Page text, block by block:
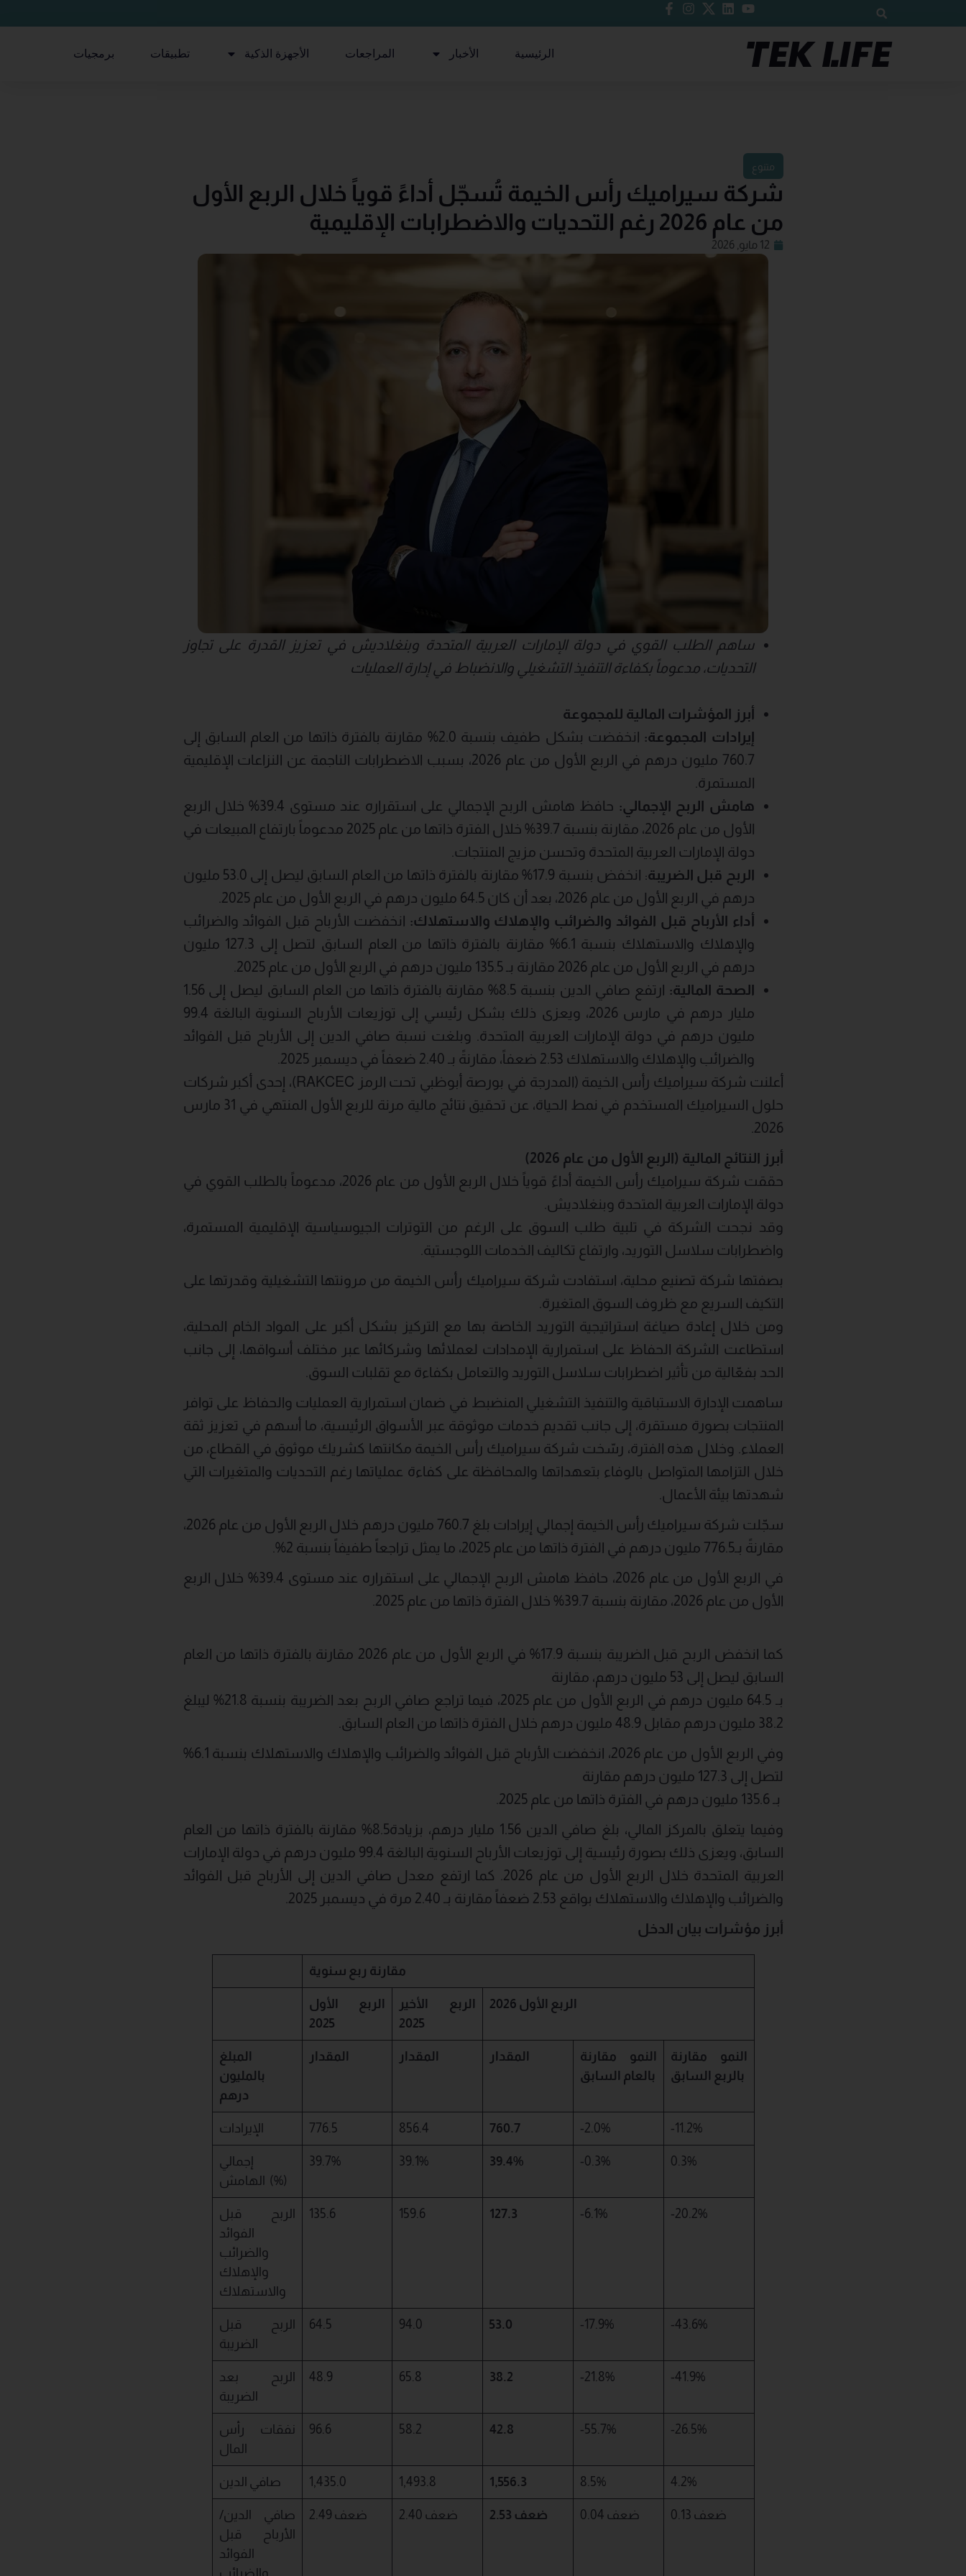
الرئيسية الأخبار المراجعات الأجهزة الذكية تطبيقات برمجيات
متنوع
شركة سيراميك رأس الخيمة تُسجّل أداءً قوياً خلال الربع الأول
من عام 2026 رغم التحديات والاضطرابات الإقليمية
12 مايو, 2026
ساهم الطلب القوي في دولة الإمارات العربية المتحدة وبنغلاديش في تعزيز القدرة على تجاوز
التحديات، مدعوماً بكفاءة التنفيذ التشغيلي والانضباط في إدارة العمليات
أبرز المؤشرات المالية للمجموعة
إيرادات المجموعة:
انخفضت بشكل طفيف بنسبة 2.0% مقارنة بالفترة ذاتها من العام السابق إلى
760.7 مليون درهم في الربع الأول من عام 2026، بسبب الاضطرابات الناجمة عن النزاعات الإقليمية
المستمرة.
هامش الربح الإجمالي:
حافظ هامش الربح الإجمالي على استقراره عند مستوى 39.4% خلال الربع
الأول من عام 2026، مقارنة بنسبة 39.7% خلال الفترة ذاتها من عام 2025 مدعوماً بارتفاع المبيعات في
دولة الإمارات العربية المتحدة وتحسن مزيج المنتجات.
الربح قبل الضريبة
: انخفض بنسبة 17.9% مقارنة بالفترة ذاتها من العام السابق ليصل إلى 53.0 مليون
درهم في الربع الأول من عام 2026، بعد أن كان 64.5 مليون درهم في الربع الأول من عام 2025.
أداء الأرباح قبل الفوائد والضرائب والإهلاك والاستهلاك: انخفضت الأرباح قبل الفوائد والضرائب
والإهلاك والاستهلاك بنسبة 6.1% مقارنة بالفترة ذاتها من العام السابق لتصل إلى 127.3 مليون
درهم في الربع الأول من عام 2026 مقارنة بـ 135.5 مليون درهم في الربع الأول من عام 2025.
الصحة المالية:
ارتفع صافي الدين بنسبة 8.5% مقارنة بالفترة ذاتها من العام السابق ليصل إلى 1.56
مليار درهم في مارس 2026، ويعزى ذلك بشكل رئيسي إلى توزيعات الأرباح السنوية البالغة 99.4
مليون درهم في دولة الإمارات العربية المتحدة. وبلغت نسبة صافي الدين إلى الأرباح قبل الفوائد
والضرائب والإهلاك والاستهلاك 2.53 ضعفاً، مقارنةً بـ 2.40 ضعفاً في ديسمبر 2025.
أعلنت شركة سيراميك رأس الخيمة (المدرجة في بورصة أبوظبي تحت الرمز RAKCEC)، إحدى أكبر شركات
حلول السيراميك المستخدم في نمط الحياة، عن تحقيق نتائج مالية مرنة للربع الأول المنتهي في 31 مارس
2026.
أبرز النتائج المالية (الربع الأول من عام 2026)
حققت شركة سيراميك رأس الخيمة أداءً قوياً خلال الربع الأول من عام 2026، مدعوماً بالطلب القوي في
دولة الإمارات العربية المتحدة وبنغلاديش.
وقد نجحت الشركة في تلبية طلب السوق على الرغم من التوترات الجيوسياسية الإقليمية المستمرة،
واضطرابات سلاسل التوريد، وارتفاع تكاليف الخدمات اللوجستية.
بصفتها شركة تصنيع محلية، استفادت شركة سيراميك رأس الخيمة من مرونتها التشغيلية وقدرتها على
التكيف السريع مع ظروف السوق المتغيرة.
ومن خلال إعادة صياغة استراتيجية التوريد الخاصة بها مع التركيز بشكل أكبر على المواد الخام المحلية،
استطاعت الشركة الحفاظ على استمرارية الإمدادات لعملائها وشركائها عبر مختلف أسواقها، إلى جانب
الحد بفعّالية من تأثير اضطرابات سلاسل التوريد والتعامل بكفاءة مع تقلبات السوق.
ساهمت الإدارة الاستباقية والتنفيذ التشغيلي المنضبط في ضمان استمرارية العمليات والحفاظ على توافر
المنتجات بصورة مستقرة، إلى جانب تقديم خدمات موثوقة عبر الأسواق الرئيسية، ما أسهم في تعزيز ثقة
العملاء. وخلال هذه الفترة، رسّخت شركة سيراميك رأس الخيمة مكانتها كشريك موثوق في القطاع، من
خلال التزامها المتواصل بالوفاء بتعهداتها والمحافظة على كفاءة عملياتها رغم التحديات والمتغيرات التي
شهدتها بيئة الأعمال.
سجّلت شركة سيراميك رأس الخيمة إجمالي إيرادات بلغ 760.7 مليون درهم خلال الربع الأول من عام 2026،
مقارنةً بـ776.5 مليون درهم في الفترة ذاتها من عام 2025، ما يمثل تراجعاً طفيفاً بنسبة 2%.
في الربع الأول من عام 2026، حافظ هامش الربح الإجمالي على استقراره عند مستوى 39.4% خلال الربع
الأول من عام 2026، مقارنة بنسبة 39.7% خلال الفترة ذاتها من عام 2025.
كما انخفض الربح قبل الضريبة بنسبة 17.9% في الربع الأول من عام 2026 مقارنة بالفترة ذاتها من العام
السابق ليصل إلى 53 مليون درهم، مقارنة
بـ 64.5 مليون درهم في الربع الأول من عام 2025، فيما تراجع صافي الربح بعد الضريبة بنسبة 21.8% ليبلغ
38.2 مليون درهم مقابل 48.9 مليون درهم خلال الفترة ذاتها من العام السابق.
وفي الربع الأول من عام 2026، انخفضت الأرباح قبل الفوائد والضرائب والإهلاك والاستهلاك بنسبة 6.1%
لتصل إلى 127.3 مليون درهم مقارنة
بـ 135.6 مليون درهم في الفترة ذاتها من عام 2025.
وفيما يتعلق بالمركز المالي، بلغ صافي الدين 1.56 مليار درهم، بزيادة8.5% مقارنة بالفترة ذاتها من العام
السابق، ويعزى ذلك بصورة رئيسية إلى توزيعات الأرباح السنوية البالغة 99.4 مليون درهم في دولة الإمارات
العربية المتحدة خلال الربع الأول من عام 2026. كما ارتفع معدل صافي الدين إلى الأرباح قبل الفوائد
والضرائب والإهلاك والاستهلاك بواقع 2.53 ضعفاً مقارنة بـ 2.40 مرة في ديسمبر 2025.
أبرز مؤشرات بيان الدخل
مقارنة ربع سنوية
الربع الأول
2025
الربع الأخير
2025
الربع الأول 2026
المبلغ
بالمليون
درهم
المقدار المقدار المقدار
النمو مقارنة
بالعام السابق
النمو مقارنة
بالربع السابق
الإيرادات 776.5 856.4 760.7 -2.0% -11.2%
إجمالي
الهامش (%)
39.7% 39.1% 39.4% -0.3% 0.3%
الربح قبل
الفوائد
والضرائب
والإهلاك
والاستهلاك
135.6 159.6 127.3 -6.1% -20.2%
الربح قبل
الضريبة
64.5 94.0 53.0 -17.9% -43.6%
الربح بعد
الضريبة
48.9 65.8 38.2 -21.8% -41.9%
نفقات رأس
المال
96.6 58.2 42.8 -55.7% -26.5%
صافي الدين 1,435.0 1,493.8 1,556.3 8.5% 4.2%
صافي الدين/
الأرباح قبل
الفوائد
2.49 ضعف 2.40 ضعف 2.53 ضعف 0.04 ضعف 0.13 ضعف